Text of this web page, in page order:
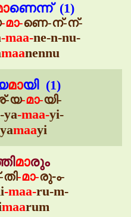
ണെന്ന് (1)
-മാ-ണെ-ന്-ന്-
-maa-ne-n-nu-
maanennu
മായി (1)
യ-മാ-യി-
ya-maa-yi-
maayi
മാരും
-മാ-രു-ം-
-maa-ru-m-
maarum